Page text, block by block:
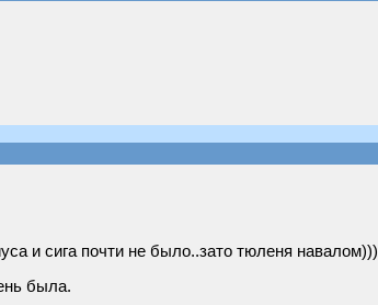
и сига почти не было..зато тюленя навалом)))
была.